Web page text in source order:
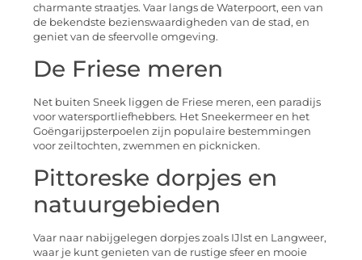
charmante straatjes. Vaar langs de Waterpoort, een van
de bekendste bezienswaardigheden van de stad, en
geniet van de sfeervolle omgeving.
De Friese meren
Net buiten Sneek liggen de Friese meren, een paradijs
voor watersportliefhebbers. Het Sneekermeer en het
Goëngarijpsterpoelen zijn populaire bestemmingen
voor zeiltochten, zwemmen en picknicken.
Pittoreske dorpjes en
natuurgebieden
Vaar naar nabijgelegen dorpjes zoals IJlst en Langweer,
waar je kunt genieten van de rustige sfeer en mooie